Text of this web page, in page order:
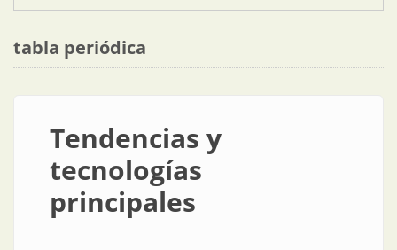
tabla periódica
Tendencias y
tecnologías
principales